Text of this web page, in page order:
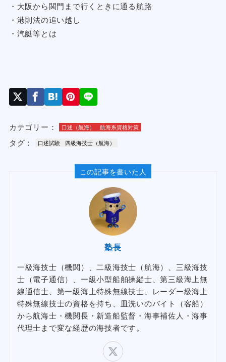
・大阪から関門まで行くときに通る航路
・港則法の追い越し
・汽艇等とは
カテゴリー： 口述（航海） 航海系資格対策
タグ： 口述試験 四級海技士（航海）
この記事を書いた人
塾長
一級海技士（機関）、二級海技士（航海）、三級海技
士（電子通信）、一級小型船舶操縦士、第三級海上無
線通信士、第一級海上特殊無線技士、レーダー級海上
特殊無線技士の資格を持ち、皿洗いのバイト（客船）
から航海士・機関長・新造船監督・海事補佐人・海事
代理士まで変な経歴の海技者です。